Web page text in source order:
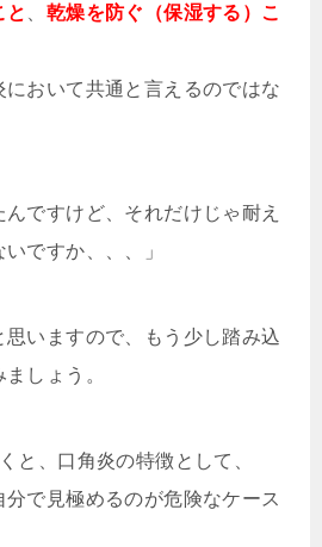
と
乾燥を防ぐ（保湿する）こ
において共通と言えるのではな
んですけど、それだけじゃ耐え
ですか、、、」
思いますので、もう少し踏み込
しょう。
と、口角炎の特徴として、
で見極めるのが危険なケース